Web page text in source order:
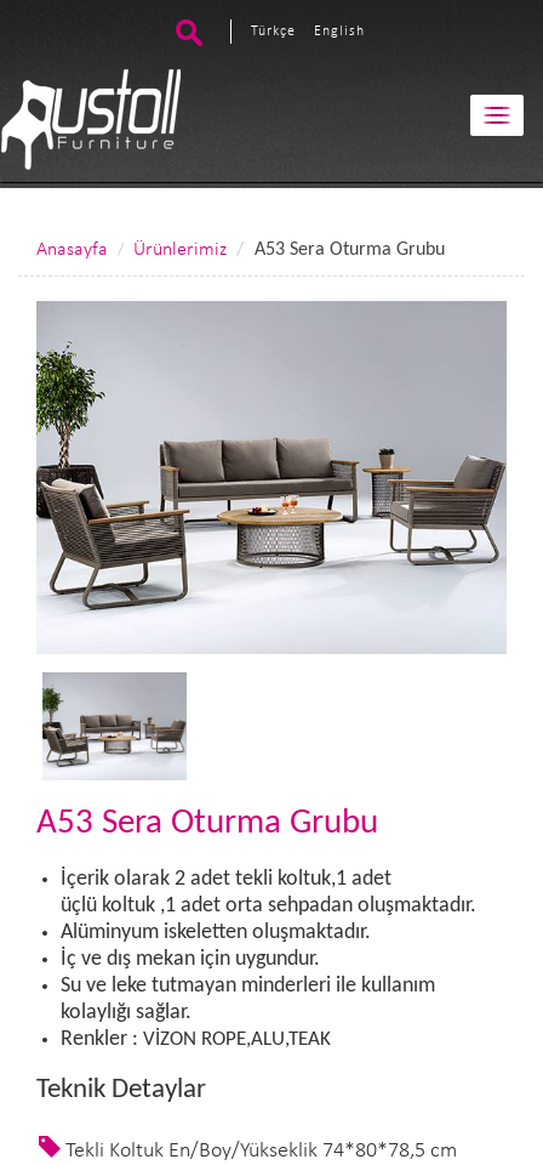
Türkçe English
Anasayfa Ürünlerimiz A53 Sera Oturma Grubu
A53 Sera Oturma Grubu
İçerik olarak 2 adet tekli koltuk,1 adet
üçlü koltuk ,1 adet orta sehpadan oluşmaktadır.
Alüminyum iskeletten oluşmaktadır.
İç ve dış mekan için uygundur.
Su ve leke tutmayan minderleri ile kullanım
kolaylığı sağlar.
Renkler : VİZON ROPE,ALU,TEAK
Teknik Detaylar
Tekli Koltuk En/Boy/Yükseklik 74*80*78,5 cm